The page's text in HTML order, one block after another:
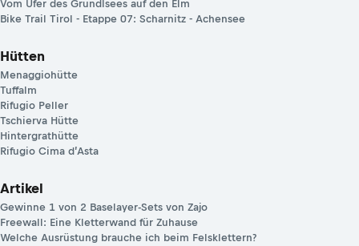
Vom Ufer des Grundlsees auf den Elm
Bike Trail Tirol - Etappe 07: Scharnitz - Achensee
Hütten
Menaggiohütte
Tuffalm
Rifugio Peller
Tschierva Hütte
Hintergrathütte
Rifugio Cima d’Asta
Artikel
Gewinne 1 von 2 Baselayer-Sets von Zajo
Freewall: Eine Kletterwand für Zuhause
Welche Ausrüstung brauche ich beim Felsklettern?